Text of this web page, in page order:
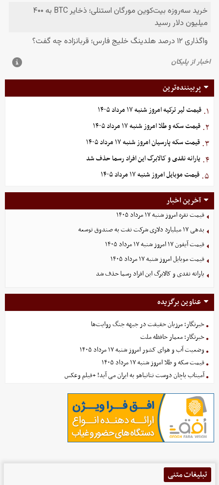
پربیننده‌ترین
۱. قیمت لیر ترکیه امروز شنبه ۱۷ مرداد ۱۴۰۵
۲. قیمت سکه و طلا امروز شنبه ۱۷ مرداد ۱۴۰۵
۳. قیمت سکه پارسیان امروز شنبه ۱۷ مرداد ۱۴۰۵
۴. یارانه نقدی و کالابرگ این افراد رسما حذف شد
۵. قیمت موبایل‌ امروز شنبه ۱۷ مرداد ۱۴۰۵
آخرین اخبار
قیمت نقره امروز شنبه ۱۷ مرداد ۱۴۰۵
بدهی ١٧ میلیارد دلاری شرکت نفت به صندوق توسعه
قیمت آیفون ۱۷ امروز شنبه ۱۷ مرداد ۱۴۰۵
قیمت موبایل‌ امروز شنبه ۱۷ مرداد ۱۴۰۵
یارانه نقدی و کالابرگ این افراد رسما حذف شد
عناوین برگزیده
خبرنگار؛ مرزبان حقیقت در جبهه جنگ روایت‌ها
خبرنگار؛ معمار حافظه ملت
وضعیت آب و هوای کشور امروز شنبه ۱۷ مرداد ۱۴۰۵
قیمت سکه و طلا امروز شنبه ۱۷ مرداد ۱۴۰۵
آمیتاب باچان دوست نتانیاهو به ایران می آید! +فیلم وعکس
تبلیغات متنی